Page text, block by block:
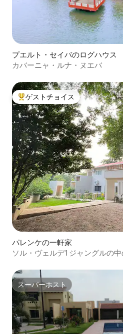
プエルト・セイバのログハウス
カバーニャ・ルナ・ヌエバ
大好評のゲストチョイスです。
ゲストチョイス
パレンケの一軒家
ソル・ヴェルデ1 ジャングルの
スーパーホスト
スーパーホスト